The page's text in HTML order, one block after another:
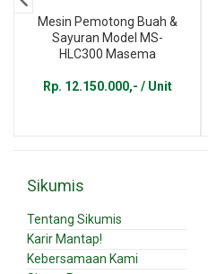
Mesin Pemotong Buah &
Sayuran Model MS-
HLC300 Masema
Rp. 12.150.000,- / Unit
Sikumis
Tentang Sikumis
Karir Mantap!
Kebersamaan Kami